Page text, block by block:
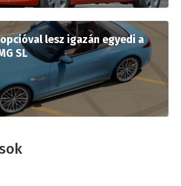
lesz igazán egyedi a
SL